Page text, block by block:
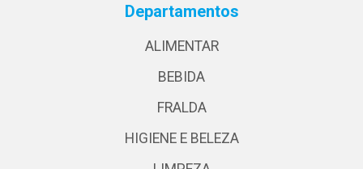
Departamentos
ALIMENTAR
BEBIDA
FRALDA
HIGIENE E BELEZA